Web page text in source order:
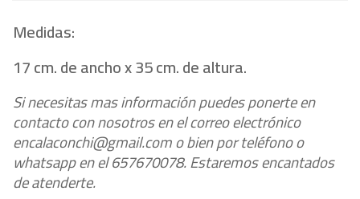
Medidas:
17 cm. de ancho x 35 cm. de altura.
Si necesitas mas información puedes ponerte en
contacto con nosotros en el correo electrónico
encalaconchi@gmail.com o bien por teléfono o
whatsapp en el 657670078. Estaremos encantados
de atenderte.